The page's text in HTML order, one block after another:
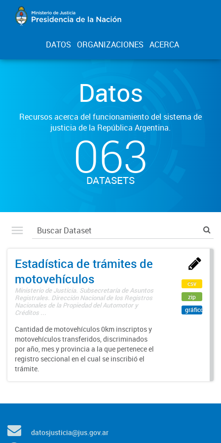
DATOS ORGANIZACIONES ACERCA
Datos
Recursos acerca del funcionamiento del sistema de
justicia de la República Argentina.
063
DATASETS
Estadística de trámites de
motovehículos
Ministerio de Justicia. Subsecretaría de Asuntos
Registrales. Dirección Nacional de los Registros
Nacionales de la Propiedad del Automotor y
Créditos ...
Cantidad de motovehículos 0km inscriptos y
motovehículos transferidos, discriminados
por año, mes y provincia a la que pertenece el
registro seccional en el cual se inscribió el
trámite.
csv
zip
gráfico
datosjusticia@jus.gov.ar